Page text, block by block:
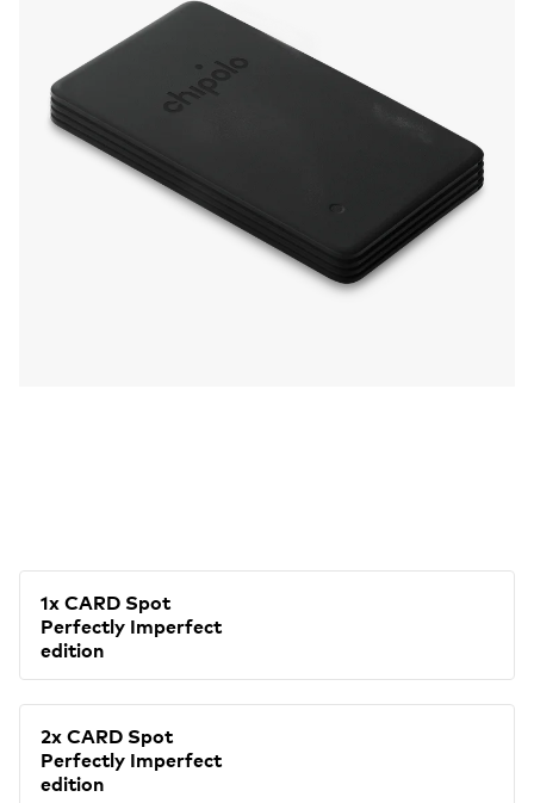
1x CARD Spot
Perfectly Imperfect
edition
2x CARD Spot
Perfectly Imperfect
edition